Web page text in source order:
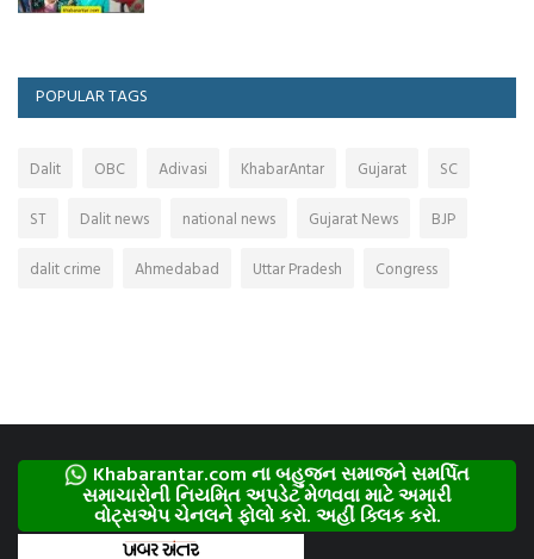
POPULAR TAGS
Dalit OBC Adivasi KhabarAntar Gujarat SC
ST Dalit news national news Gujarat News BJP
dalit crime Ahmedabad Uttar Pradesh Congress
Khabarantar.com ના બહુજન સમાજને સમર્પિત
સમાચારોની નિયમિત અપડેટ મેળવવા માટે અમારી
વોટ્સએપ ચેનલને ફોલો કરો. અહીં ક્લિક કરો.